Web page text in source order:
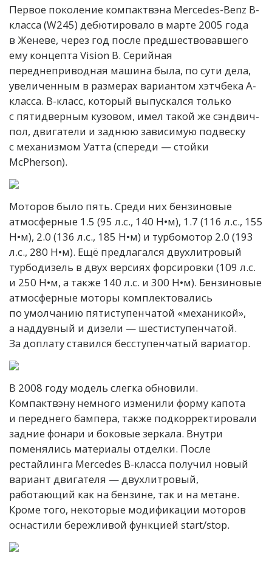
Первое поколение компактвэна Mercedes-Benz B-
класса (W245) дебютировало в марте 2005 года
в Женеве, через год после предшествовавшего
ему концепта Vision B. Серийная
переднеприводная машина была, по сути дела,
увеличенным в размерах вариантом хэтчбека A-
класса. B-класс, который выпускался только
с пятидверным кузовом, имел такой же сэндвич-
пол, двигатели и заднюю зависимую подвеску
с механизмом Уатта (спереди — стойки
McPherson).
Моторов было пять. Среди них бензиновые
атмосферные 1.5 (95 л.с., 140 Н•м), 1.7 (116 л.с., 155
Н•м), 2.0 (136 л.с., 185 Н•м) и турбомотор 2.0 (193
л.с., 280 Н•м). Ещё предлагался двухлитровый
турбодизель в двух версиях форсировки (109 л.с.
и 250 Н•м, а также 140 л.с. и 300 Н•м). Бензиновые
атмосферные моторы комплектовались
по умолчанию пятиступенчатой «механикой»,
а наддувный и дизели — шестиступенчатой.
За доплату ставился бесступенчатый вариатор.
В 2008 году модель слегка обновили.
Компактвэну немного изменили форму капота
и переднего бампера, также подкорректировали
задние фонари и боковые зеркала. Внутри
поменялись материалы отделки. После
рестайлинга Mercedes B-класса получил новый
вариант двигателя — двухлитровый,
работающий как на бензине, так и на метане.
Кроме того, некоторые модификации моторов
оснастили бережливой функцией start/stop.